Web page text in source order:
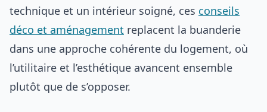
technique et un intérieur soigné, ces conseils
déco et aménagement replacent la buanderie
dans une approche cohérente du logement, où
l’utilitaire et l’esthétique avancent ensemble
plutôt que de s’opposer.